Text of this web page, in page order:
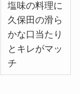
塩味の料理に
久保田の滑ら
かな口当たり
とキレがマッ
チ